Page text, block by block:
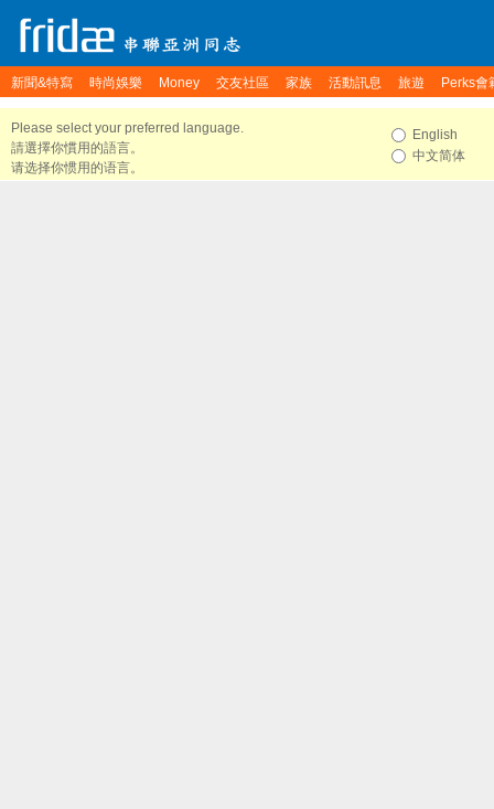
新聞&特寫 時尚娛樂 Money 交友社區 家族 活動訊息 旅遊 Perks會
Please select your preferred language.
請選擇你慣用的語言。
请选择你惯用的语言。
English
中文简体